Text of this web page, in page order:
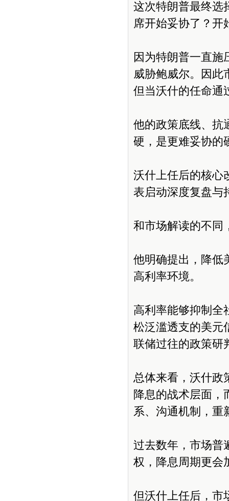
这次特朗普最终选
席开始妥协了？开
因为特朗普一直施
威胁鲍威尔。因此
但当沃什的任命通
他的政策底线、抗
硬，是更难妥协的
沃什上任后的核心
表启动深度复盘与
和市场解读的不同
他明确提出，降低
高利率环境。
高利率能够抑制全
松泛滥透支的美元
联储过往的政策研
总体来看，沃什政
降息的战术层面，
系、沟通机制，重
过去数年，市场普
权，降息周期更会
但沃什上任后，市